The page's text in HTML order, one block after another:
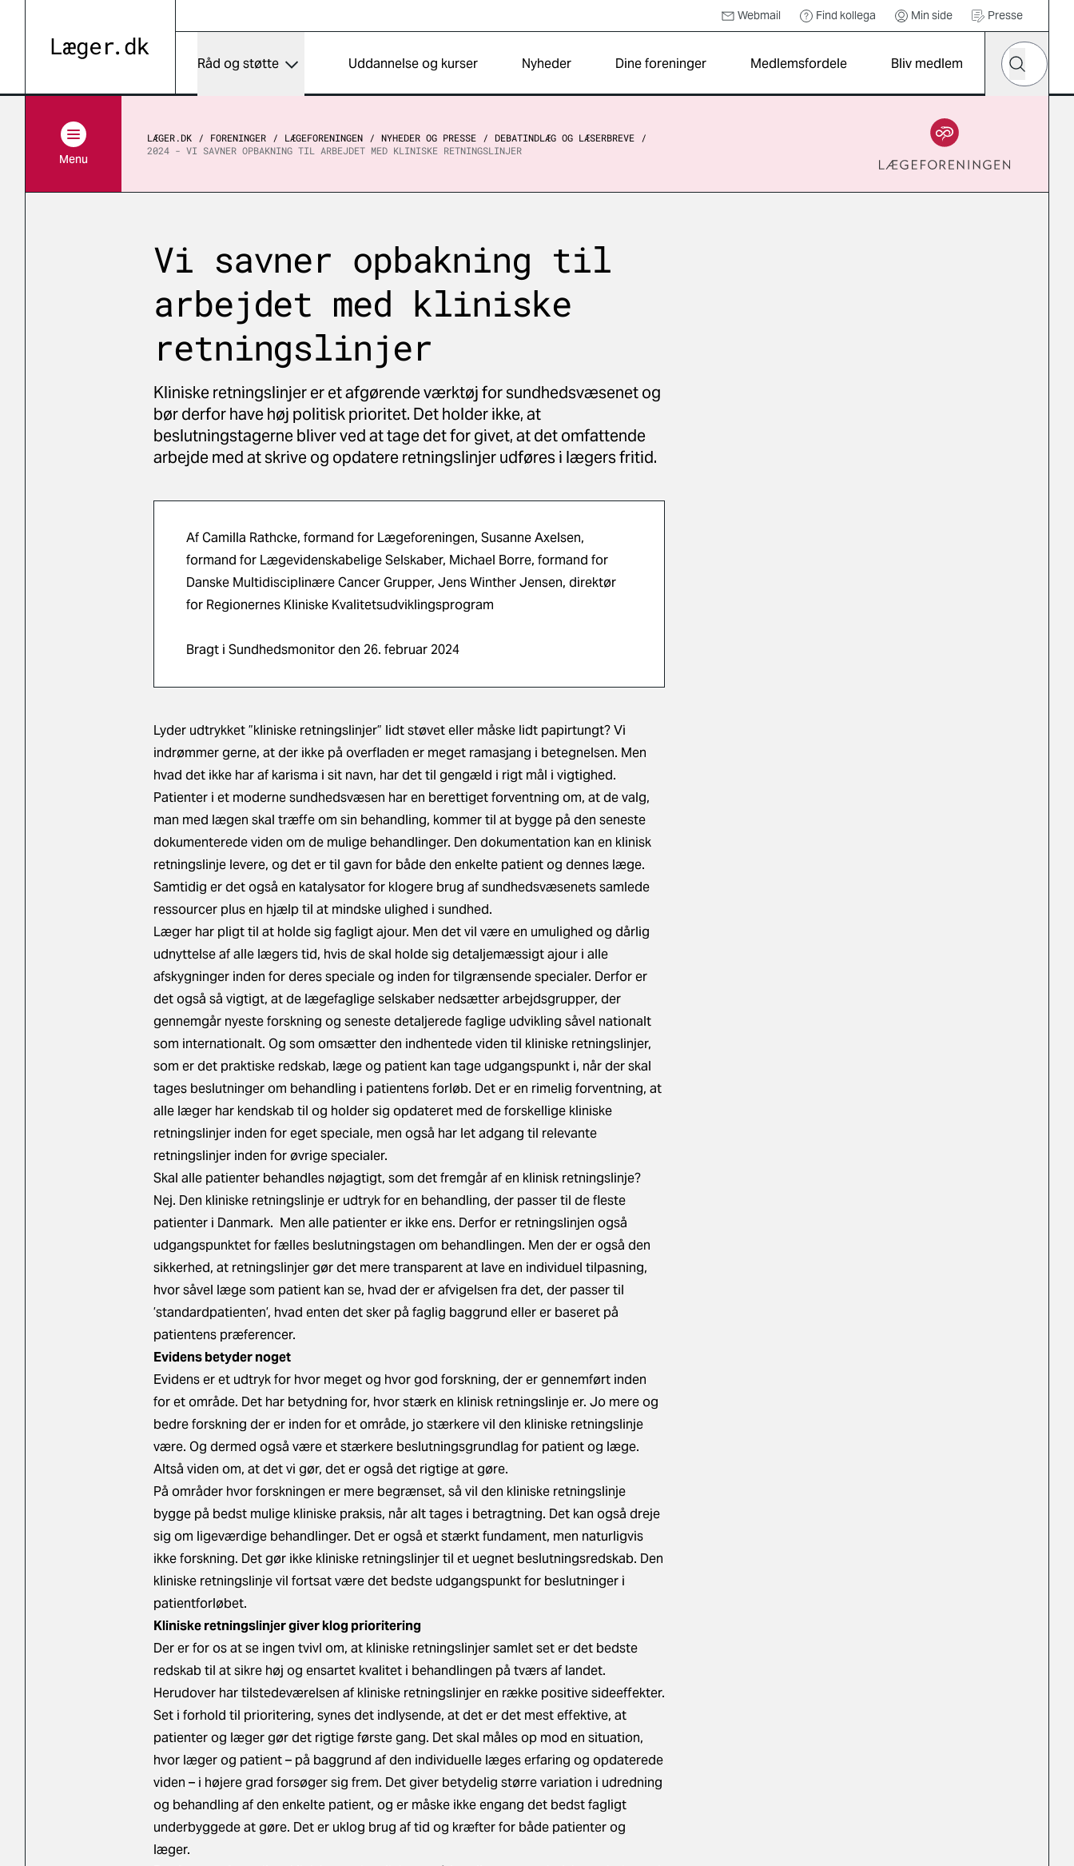
Webmail Find kollega Min side Presse
Råd og støtte Uddannelse og kurser Nyheder Dine foreninger Medlemsfordele Bliv medlem
Hvad leder
Søg
Menu
LÆGER.DK FORENINGER LÆGEFORENINGEN NYHEDER OG PRESSE
DEBATINDLÆG OG LÆSERBREVE
2024 - VI SAVNER OPBAKNING TIL ARBEJDET MED KLINISKE RETNINGSLINJER
Vi savner opbakning til
arbejdet med kliniske
retningslinjer
Kliniske retningslinjer er et afgørende værktøj for sundhedsvæsenet og
bør derfor have høj politisk prioritet. Det holder ikke, at
beslutningstagerne bliver ved at tage det for givet, at det omfattende
arbejde med at skrive og opdatere retningslinjer udføres i lægers fritid.
Af Camilla Rathcke, formand for Lægeforeningen, Susanne Axelsen,
formand for Lægevidenskabelige Selskaber, Michael Borre, formand for
Danske Multidisciplinære Cancer Grupper, Jens Winther Jensen, direktør
for Regionernes Kliniske Kvalitetsudviklingsprogram
Bragt i Sundhedsmonitor den 26. februar 2024
Lyder udtrykket ”kliniske retningslinjer” lidt støvet eller måske lidt papirtungt? Vi
indrømmer gerne, at der ikke på overfladen er meget ramasjang i betegnelsen. Men
hvad det ikke har af karisma i sit navn, har det til gengæld i rigt mål i vigtighed.
Patienter i et moderne sundhedsvæsen har en berettiget forventning om, at de valg,
man med lægen skal træffe om sin behandling, kommer til at bygge på den seneste
dokumenterede viden om de mulige behandlinger. Den dokumentation kan en klinisk
retningslinje levere, og det er til gavn for både den enkelte patient og dennes læge.
Samtidig er det også en katalysator for klogere brug af sundhedsvæsenets samlede
ressourcer plus en hjælp til at mindske ulighed i sundhed.
Læger har pligt til at holde sig fagligt ajour. Men det vil være en umulighed og dårlig
udnyttelse af alle lægers tid, hvis de skal holde sig detaljemæssigt ajour i alle
afskygninger inden for deres speciale og inden for tilgrænsende specialer. Derfor er
det også så vigtigt, at de lægefaglige selskaber nedsætter arbejdsgrupper, der
gennemgår nyeste forskning og seneste detaljerede faglige udvikling såvel nationalt
som internationalt. Og som omsætter den indhentede viden til kliniske retningslinjer,
som er det praktiske redskab, læge og patient kan tage udgangspunkt i, når der skal
tages beslutninger om behandling i patientens forløb. Det er en rimelig forventning, at
alle læger har kendskab til og holder sig opdateret med de forskellige kliniske
retningslinjer inden for eget speciale, men også har let adgang til relevante
retningslinjer inden for øvrige specialer.
Skal alle patienter behandles nøjagtigt, som det fremgår af en klinisk retningslinje?
Nej. Den kliniske retningslinje er udtryk for en behandling, der passer til de fleste
patienter i Danmark. Men alle patienter er ikke ens. Derfor er retningslinjen også
udgangspunktet for fælles beslutningstagen om behandlingen. Men der er også den
sikkerhed, at retningslinjer gør det mere transparent at lave en individuel tilpasning,
hvor såvel læge som patient kan se, hvad der er afvigelsen fra det, der passer til
’standardpatienten’, hvad enten det sker på faglig baggrund eller er baseret på
patientens præferencer.
Evidens betyder noget
Evidens er et udtryk for hvor meget og hvor god forskning, der er gennemført inden
for et område. Det har betydning for, hvor stærk en klinisk retningslinje er. Jo mere og
bedre forskning der er inden for et område, jo stærkere vil den kliniske retningslinje
være. Og dermed også være et stærkere beslutningsgrundlag for patient og læge.
Altså viden om, at det vi gør, det er også det rigtige at gøre.
På områder hvor forskningen er mere begrænset, så vil den kliniske retningslinje
bygge på bedst mulige kliniske praksis, når alt tages i betragtning. Det kan også dreje
sig om ligeværdige behandlinger. Det er også et stærkt fundament, men naturligvis
ikke forskning. Det gør ikke kliniske retningslinjer til et uegnet beslutningsredskab. Den
kliniske retningslinje vil fortsat være det bedste udgangspunkt for beslutninger i
patientforløbet.
Kliniske retningslinjer giver klog prioritering
Der er for os at se ingen tvivl om, at kliniske retningslinjer samlet set er det bedste
redskab til at sikre høj og ensartet kvalitet i behandlingen på tværs af landet.
Herudover har tilstedeværelsen af kliniske retningslinjer en række positive sideeffekter.
Set i forhold til prioritering, synes det indlysende, at det er det mest effektive, at
patienter og læger gør det rigtige første gang. Det skal måles op mod en situation,
hvor læger og patient – på baggrund af den individuelle læges erfaring og opdaterede
viden – i højere grad forsøger sig frem. Det giver betydelig større variation i udredning
og behandling af den enkelte patient, og er måske ikke engang det bedst fagligt
underbyggede at gøre. Det er uklog brug af tid og kræfter for både patienter og
læger.